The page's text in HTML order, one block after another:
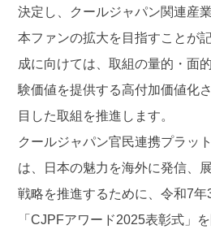
決定し、クールジャパン関連産
本ファンの拡大を目指すことが
成に向けては、取組の量的・面
験価値を提供する高付加価値化
目した取組を推進します。
クールジャパン官民連携プラッ
は、日本の魅力を海外に発信、
戦略を推進するために、令和7年
「CJPFアワード2025表彰式」